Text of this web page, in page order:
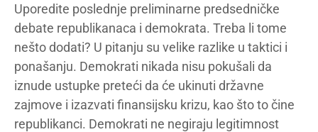
Uporedite poslednje preliminarne predsedničke
debate republikanaca i demokrata. Treba li tome
nešto dodati? U pitanju su velike razlike u taktici i
ponašanju. Demokrati nikada nisu pokušali da
iznude ustupke preteći da će ukinuti državne
zajmove i izazvati finansijsku krizu, kao što to čine
republikanci. Demokrati ne negiraju legitimnost